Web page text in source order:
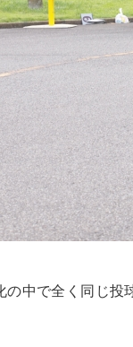
中で全く同じ投